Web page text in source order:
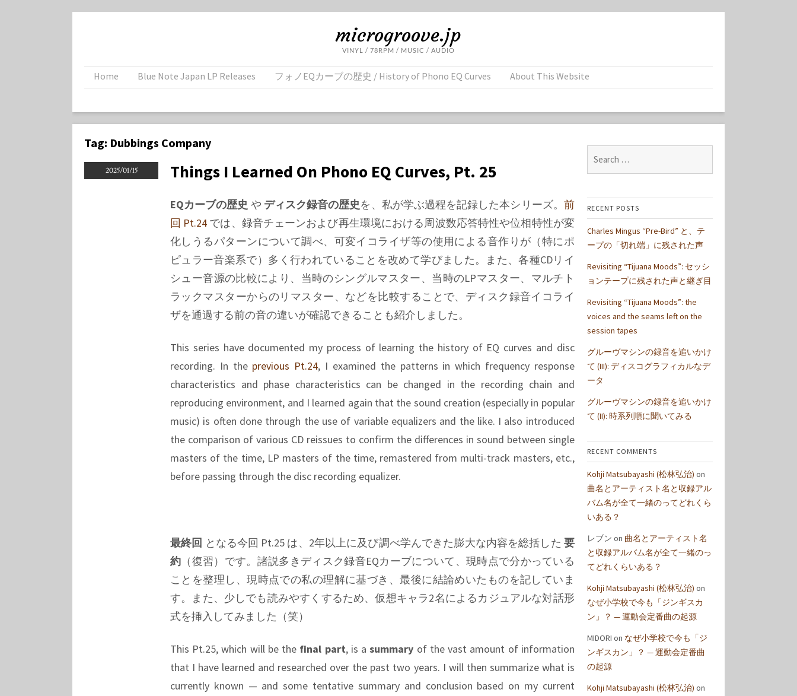
microgroove.jp
VINYL / 78RPM / MUSIC / AUDIO
Home Blue Note Japan LP Releases フォノEQカーブの歴史 / History of Phono EQ Curves About This Website
Tag: Dubbings Company
2025/01/15 Things I Learned On Phono EQ Curves, Pt. 25
EQカーブの歴史 や ディスク録音の歴史を、私が学ぶ過程を記録した本シリーズ。 前
回 Pt.24 では、録音チェーンおよび再生環境における周波数応答特性や位相特性が変
化しうるパターンについて調べ、可変イコライザ等の使用による音作りが（特にポ
ピュラー音楽系で）多く行われていることを改めて学びました。また、各種CDリイ
シュー音源の比較により、当時のシングルマスター、当時のLPマスター、マルチト
ラックマスターからのリマスター、などを比較することで、ディスク録音イコライ
ザを通過する前の音の違いが確認できることも紹介しました。
This series have documented my process of learning the history of EQ curves and disc
recording. In the previous Pt.24, I examined the patterns in which frequency response
characteristics and phase characteristics can be changed in the recording chain and
reproducing environment, and I learned again that the sound creation (especially in popular
music) is often done through the use of variable equalizers and the like. I also introduced
the comparison of various CD reissues to confirm the differences in sound between single
masters of the time, LP masters of the time, remastered from multi-track masters, etc.,
before passing through the disc recording equalizer.
最終回 となる今回 Pt.25 は、2年以上に及び調べ学んできた膨大な内容を総括した 要
約 （復習）です。諸説多きディスク録音EQカーブについて、現時点で分かっている
ことを整理し、現時点での私の理解に基づき、最後に結論めいたものを記していま
す。また、少しでも読みやすくするため、仮想キャラ2名によるカジュアルな対話形
式を挿入してみました（笑）
This Pt.25, which will be the final part, is asummary of the vast amount of information
that I have learned and researched over the past two years. I will then summarize what is
currently known — and some tentative summary and conclusion based on my current
for:
RECENT POSTS
Charles Mingus “Pre-Bird” と、テ
ープの「切れ端」に残された声
Revisiting “Tijuana Moods”: セッシ
ョンテープに残された声と継ぎ目
Revisiting “Tijuana Moods”: the
voices and the seams left on the
session tapes
グルーヴマシンの録音を追いかけ
て (III): ディスコグラフィカルなデ
ータ
グルーヴマシンの録音を追いかけ
て (II): 時系列順に聞いてみる
RECENT COMMENTS
Kohji Matsubayashi (松林弘治) on
曲名とアーティスト名と収録アル
バム名が全て一緒のってどれくら
いある？
レブン on 曲名とアーティスト名
と収録アルバム名が全て一緒のっ
てどれくらいある？
Kohji Matsubayashi (松林弘治) on
なぜ小学校で今も「ジンギスカ
ン」？ — 運動会定番曲の起源
MIDORI on なぜ小学校で今も「ジ
ンギスカン」？ — 運動会定番曲
の起源
Kohji Matsubayashi (松林弘治) on